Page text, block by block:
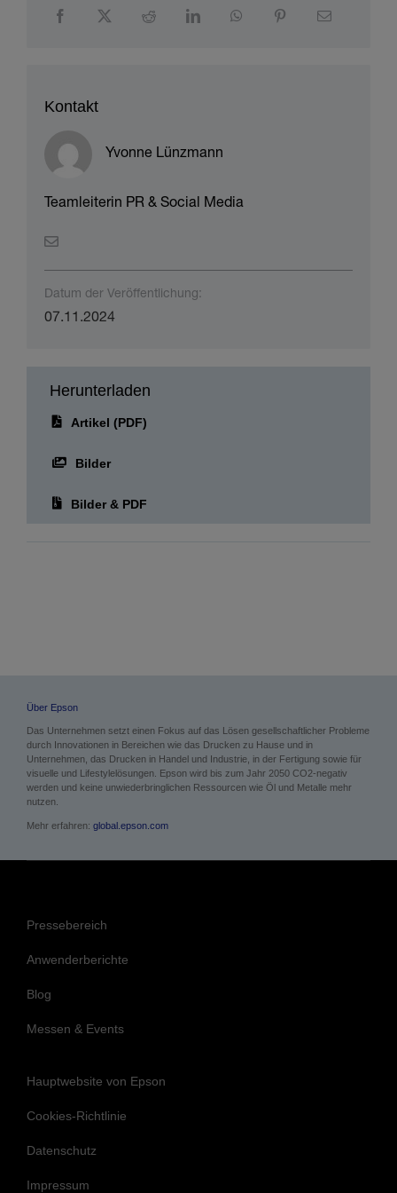
Kontakt
Teamleiterin PR & Social Media
Datum der Veröffentlichung:
07.11.2024
Herunterladen
Unternehmen, das Drucken in Handel und Industrie, in der Fertigung sowie für
Mehr erfahren:global.epson.com
Pressebereich
Hauptwebsite von Epson